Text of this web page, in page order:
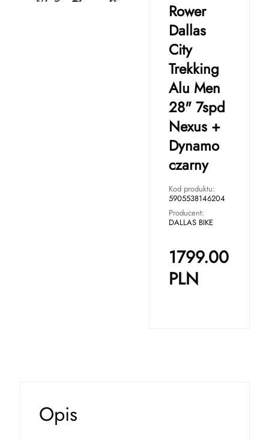
Rower
Dallas
City
Trekking
Alu Men
28" 7spd
Nexus +
Dynamo
czarny
Kod produktu:
5905538146204
Producent:
DALLAS BIKE
1799.00
PLN
Opis